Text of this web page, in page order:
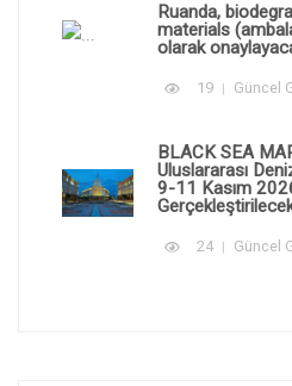
Ruanda,
materials
olarak
19 Güncel
BLACK SEA
Uluslararası
9-11 Kasım
24 Güncel